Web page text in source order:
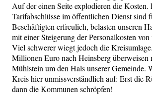
Auf der einen Seite explodieren die Kosten.
Tarifabschlüsse im öffentlichen Dienst sind
Beschäftigten erfreulich, belasten unseren
mit einer Steigerung der Personalkosten
Viel schwerer wiegt jedoch die
Millionen Euro nach Heinsberg überweisen
Mühlstein um den Hals unserer Gemeinde.
Kreis hier unmissverständlich auf: Erst die
dann die Kommunen schröpfen!